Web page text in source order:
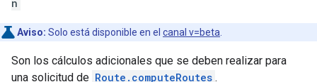
n
Aviso: Solo está disponible en el canal v=beta
Son los cálculos adicionales que se deben realizar para
una solicitud de Route.computeRoutes .